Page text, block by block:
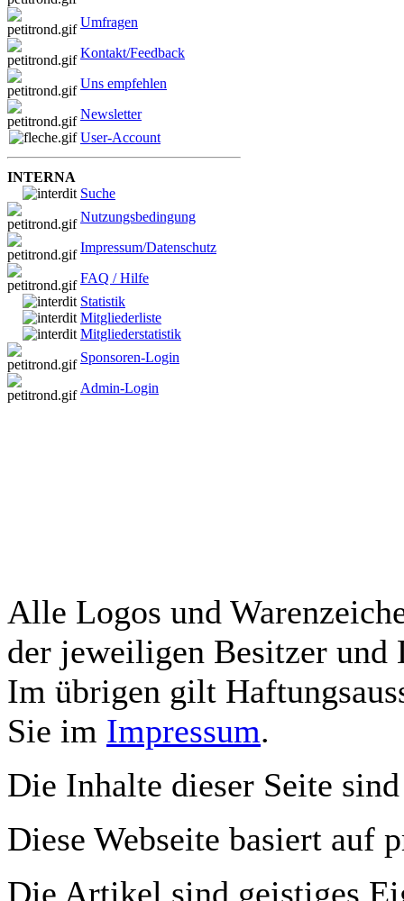
Umfragen
Kontakt/Feedback
Uns empfehlen
Newsletter
User-Account
INTERNA
Suche
Nutzungsbedingung
Impressum/Datenschutz
FAQ / Hilfe
Statistik
Mitgliederliste
Mitgliederstatistik
Sponsoren-Login
Admin-Login
Alle Logos und
der jeweiligen Besitzer und
Im übrigen gilt
Sie im Impressum.
Die Inhalte dieser Seite
Diese Webseite basiert auf
Die Artikel sind geistiges